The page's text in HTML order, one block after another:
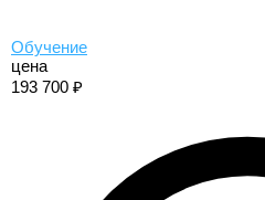
Обучение
цена
193 700